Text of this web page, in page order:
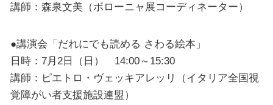
講師：森泉文美（ボローニャ展コーディネーター）
●講演会「だれにでも読める さわる絵本」
日時：7月2日（日） 14:00～15:30
講師：ピエトロ・ヴェッキアレッリ（イタリア全国視
覚障がい者支援施設連盟）